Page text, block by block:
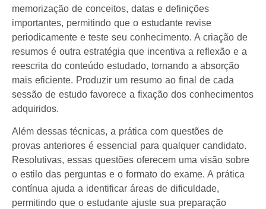
memorização de conceitos, datas e definições
importantes, permitindo que o estudante revise
periodicamente e teste seu conhecimento. A criação de
resumos é outra estratégia que incentiva a reflexão e a
reescrita do conteúdo estudado, tornando a absorção
mais eficiente. Produzir um resumo ao final de cada
sessão de estudo favorece a fixação dos conhecimentos
adquiridos.
Além dessas técnicas, a prática com questões de
provas anteriores é essencial para qualquer candidato.
Resolutivas, essas questões oferecem uma visão sobre
o estilo das perguntas e o formato do exame. A prática
contínua ajuda a identificar áreas de dificuldade,
permitindo que o estudante ajuste sua preparação